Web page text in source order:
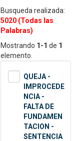
Busqueda realizada:
5020 (Todas las
Palabras)
Mostrando 1-1 de 1
elemento.
QUEJA -
IMPROCEDE
NCIA -
FALTA DE
FUNDAMEN
TACION -
SENTENCIA